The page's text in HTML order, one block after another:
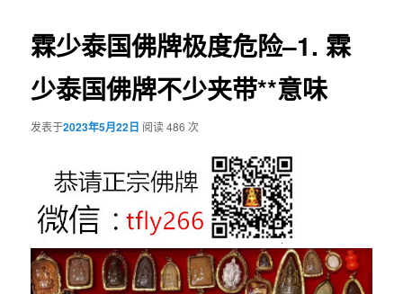
霖少泰国佛牌极度危险–1. 霖
少泰国佛牌不少夹带**意味
发表于2023年5月22日 阅读 486 次